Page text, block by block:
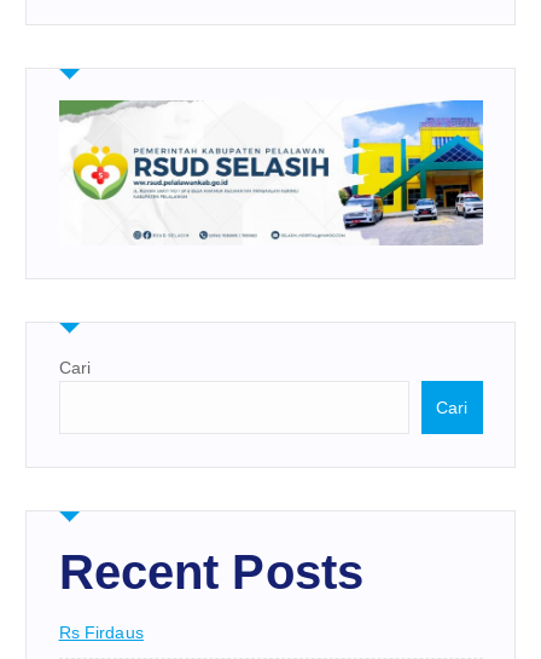
Cari
Cari
Recent Posts
Rs Firdaus